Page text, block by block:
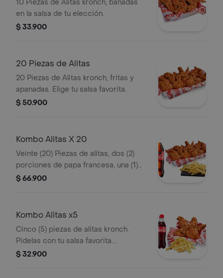
10 Piezas de Alitas kronch, bañadas
en la salsa de tu elección.
$ 33.900
20 Piezas de Alitas
20 Piezas de Alitas kronch, fritas y
apanadas. Elige tu salsa favorita.
$ 50.900
Kombo Alitas X 20
Veinte (20) Piezas de alitas, dos (2)
porciones de papa francesa, una (1)
Coca cola 1.5 lt,1 opción salsa alitas y
$ 66.900
Kombo Alitas x5
Cinco (5) piezas de alitas kronch.
Pidelas con tu salsa favorita.
acompanadas de media porcion de
$ 32.900